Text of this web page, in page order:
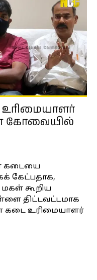
கோவையில்
கடையை
கேட்பதாக,
கூறிய
திட்டவட்டமாக
கடை உரிமையாளர்